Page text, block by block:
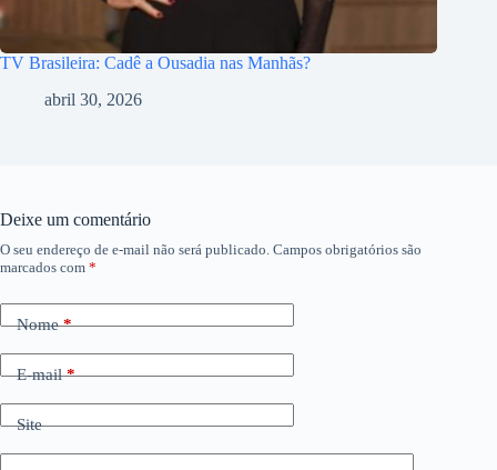
TV Brasileira: Cadê a Ousadia nas Manhãs?
abril 30, 2026
Deixe um comentário
O seu endereço de e-mail não será publicado. Campos obrigatórios são
marcados com *
Nome*
E-mail*
Site